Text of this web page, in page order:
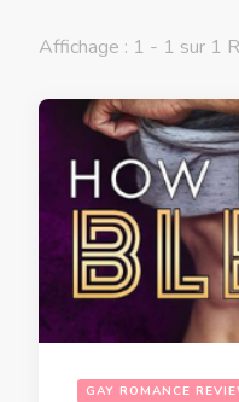
Affichage : 1 - 1 sur 1
GAY ROMANCE